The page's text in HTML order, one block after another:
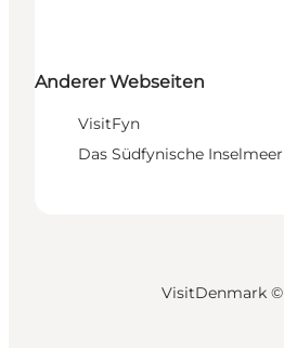
Anderer Webseiten
VisitFyn
Das Südfynische Inselmeer
VisitDenmark ©